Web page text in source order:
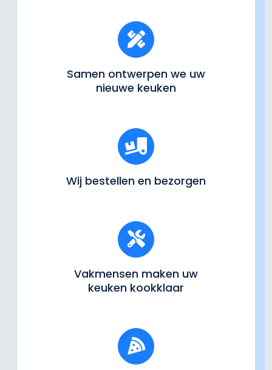
Samen ontwerpen we uw
nieuwe keuken
Wij bestellen en bezorgen
Vakmensen maken uw
keuken kookklaar